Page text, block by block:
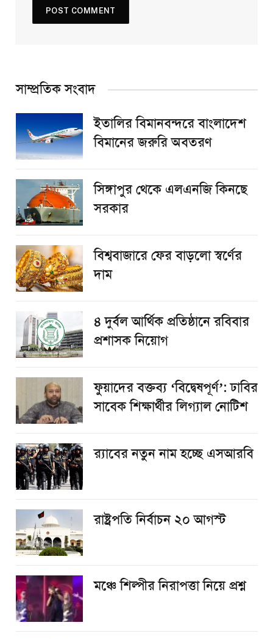
সাম্প্রতিক সংবাদ
ইতালির বিমানবন্দরে বাংলাদেশ
বিমানের জরুরি অবতরণ
সিঙ্গাপুর থেকে এলএনজি কিনছে
সরকার
বিশ্ববাজারে ফের বাড়লো স্বর্ণের
দাম
৪ দুর্বল আর্থিক প্রতিষ্ঠানে রবিবার
প্রশাসক নিয়োগ
ফুয়াদের বক্তব্য ‘বিদ্বেষপূর্ণ’: ঢাবির
সাবেক শিক্ষার্থীর লিগ্যাল নোটিশ
র‌্যাবের নতুন নাম হচ্ছে এসআরবি
রাষ্ট্রপতি নির্বাচন ২০ আগস্ট
​মঞ্চে শিল্পীর নিরাপত্তা নিয়ে প্রশ্ন